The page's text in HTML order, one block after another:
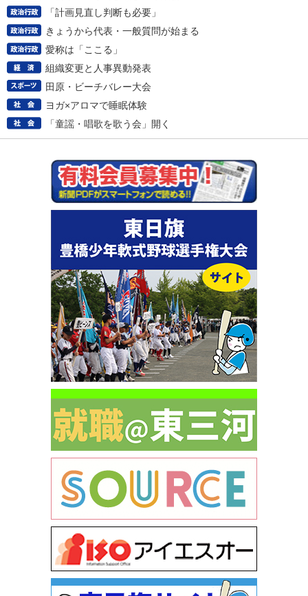
「計画見直し判断も必要」
きょうから代表・一般質問が始まる
愛称は「ここる」
組織変更と人事異動発表
田原・ビーチバレー大会
ヨガ×アロマで睡眠体験
「童謡・唱歌を歌う会」開く